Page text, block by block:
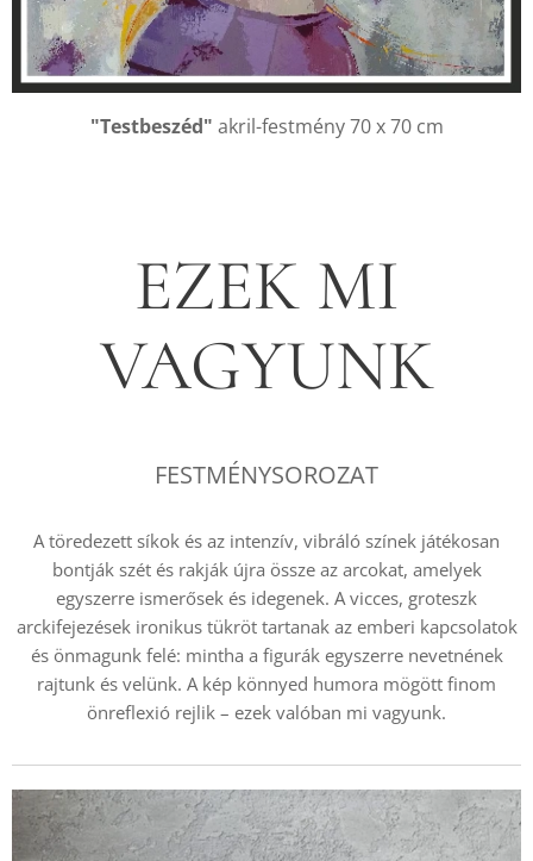
"Testbeszéd" akril-festmény 70 x 70 cm
EZEK MI
VAGYUNK
FESTMÉNYSOROZAT
A töredezett síkok és az intenzív, vibráló színek játékosan
bontják szét és rakják újra össze az arcokat, amelyek
egyszerre ismerősek és idegenek. A vicces, groteszk
arckifejezések ironikus tükröt tartanak az emberi kapcsolatok
és önmagunk felé: mintha a figurák egyszerre nevetnének
rajtunk és velünk. A kép könnyed humora mögött finom
önreflexió rejlik – ezek valóban mi vagyunk.